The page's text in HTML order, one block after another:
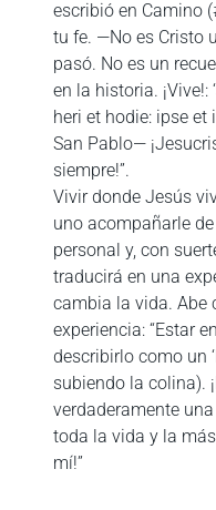
escribió en Camino
tu fe. —No es Cristo
pasó. No es un
en la historia. ¡Vive!:
heri et hodie: ipse
San Pablo—
siempre!”.
Vivir donde Jesús
uno acompañarle
personal y, con
traducirá en una
cambia la vida. Abe
experiencia: “Estar
describirlo como un
subiendo la colina).
verdaderamente
toda la vida y la
mí!”